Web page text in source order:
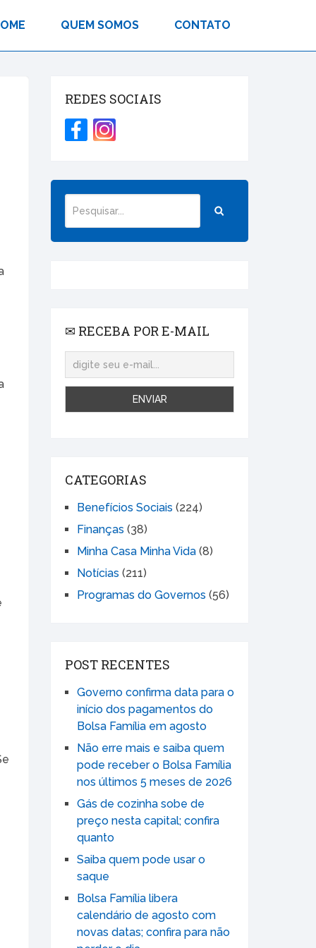
QUEM SOMOS CONTATO
REDES SOCIAIS
✉ RECEBA POR E-MAIL
CATEGORIAS
Benefícios Sociais (224)
Finanças (38)
Minha Casa Minha Vida (8)
Notícias (211)
Programas do Governos (56)
POST RECENTES
Governo confirma data para o
início dos pagamentos do
Bolsa Família em agosto
Não erre mais e saiba quem
pode receber o Bolsa Família
nos últimos 5 meses de 2026
Gás de cozinha sobe de
preço nesta capital; confira
quanto
Saiba quem pode usar o
saque
Bolsa Família libera
calendário de agosto com
novas datas; confira para não